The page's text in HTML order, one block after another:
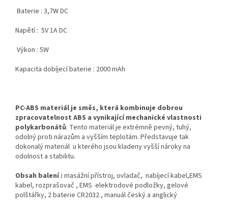
Baterie : 3,7W DC
Napětí : 5V 1A DC
Výkon : 5W
Kapacita dobíjecí baterie : 2000 mAh
PC-ABS materiál je směs, která kombinuje dobrou
zpracovatelnost ABS a vynikající mechanické vlastnosti
polykarbonátů. Tento materiál je extrémně pevný, tuhý,
odolný proti nárazům a vyšším teplotám. Představuje tak
dokonalý materiál u kterého jsou kladeny vyšší nároky na
odolnost a stabilitu.
Obsah balení : masážní přístroj, ovladač, nabíjecí kabel,EMS
kabel, rozprašovač , EMS elektrodové podložky, gelové
polštářky, 2 baterie CR2032 , manuál český a anglický